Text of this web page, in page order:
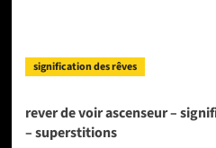
signification des rêves
rever de voir ascenseur –
– superstitions